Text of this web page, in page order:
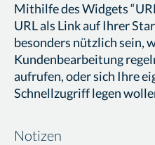
Mithilfe des Widgets
URL als Link auf Ihrer
besonders nützlich sein,
Kundenbearbeitung
aufrufen, oder sich Ihre
Schnellzugriff legen
Notizen